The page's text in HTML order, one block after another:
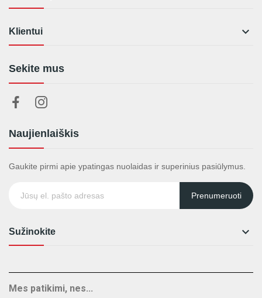
Klientui 
Sekite mus
Naujienlaiškis
Gaukite pirmi apie ypatingas nuolaidas ir superinius pasiūlymus.
Prenumeruoti
Sužinokite 
Mes patikimi, nes...